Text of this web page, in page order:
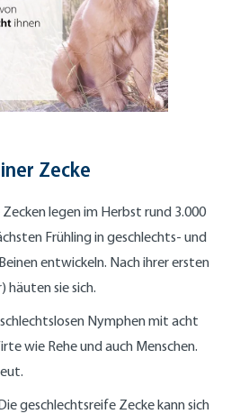
Zecke
Zecken legen im Herbst rund 3.000
Frühling in geschlechts- und
entwickeln. Nach ihrer ersten
häuten sie sich.
Nymphen mit acht
wie Rehe und auch Menschen.
geschlechtsreife Zecke kann sich